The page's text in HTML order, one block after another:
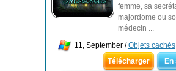
femme, sa
majordome ou
médecin ...
11, September /Objets cachés
Télécharger